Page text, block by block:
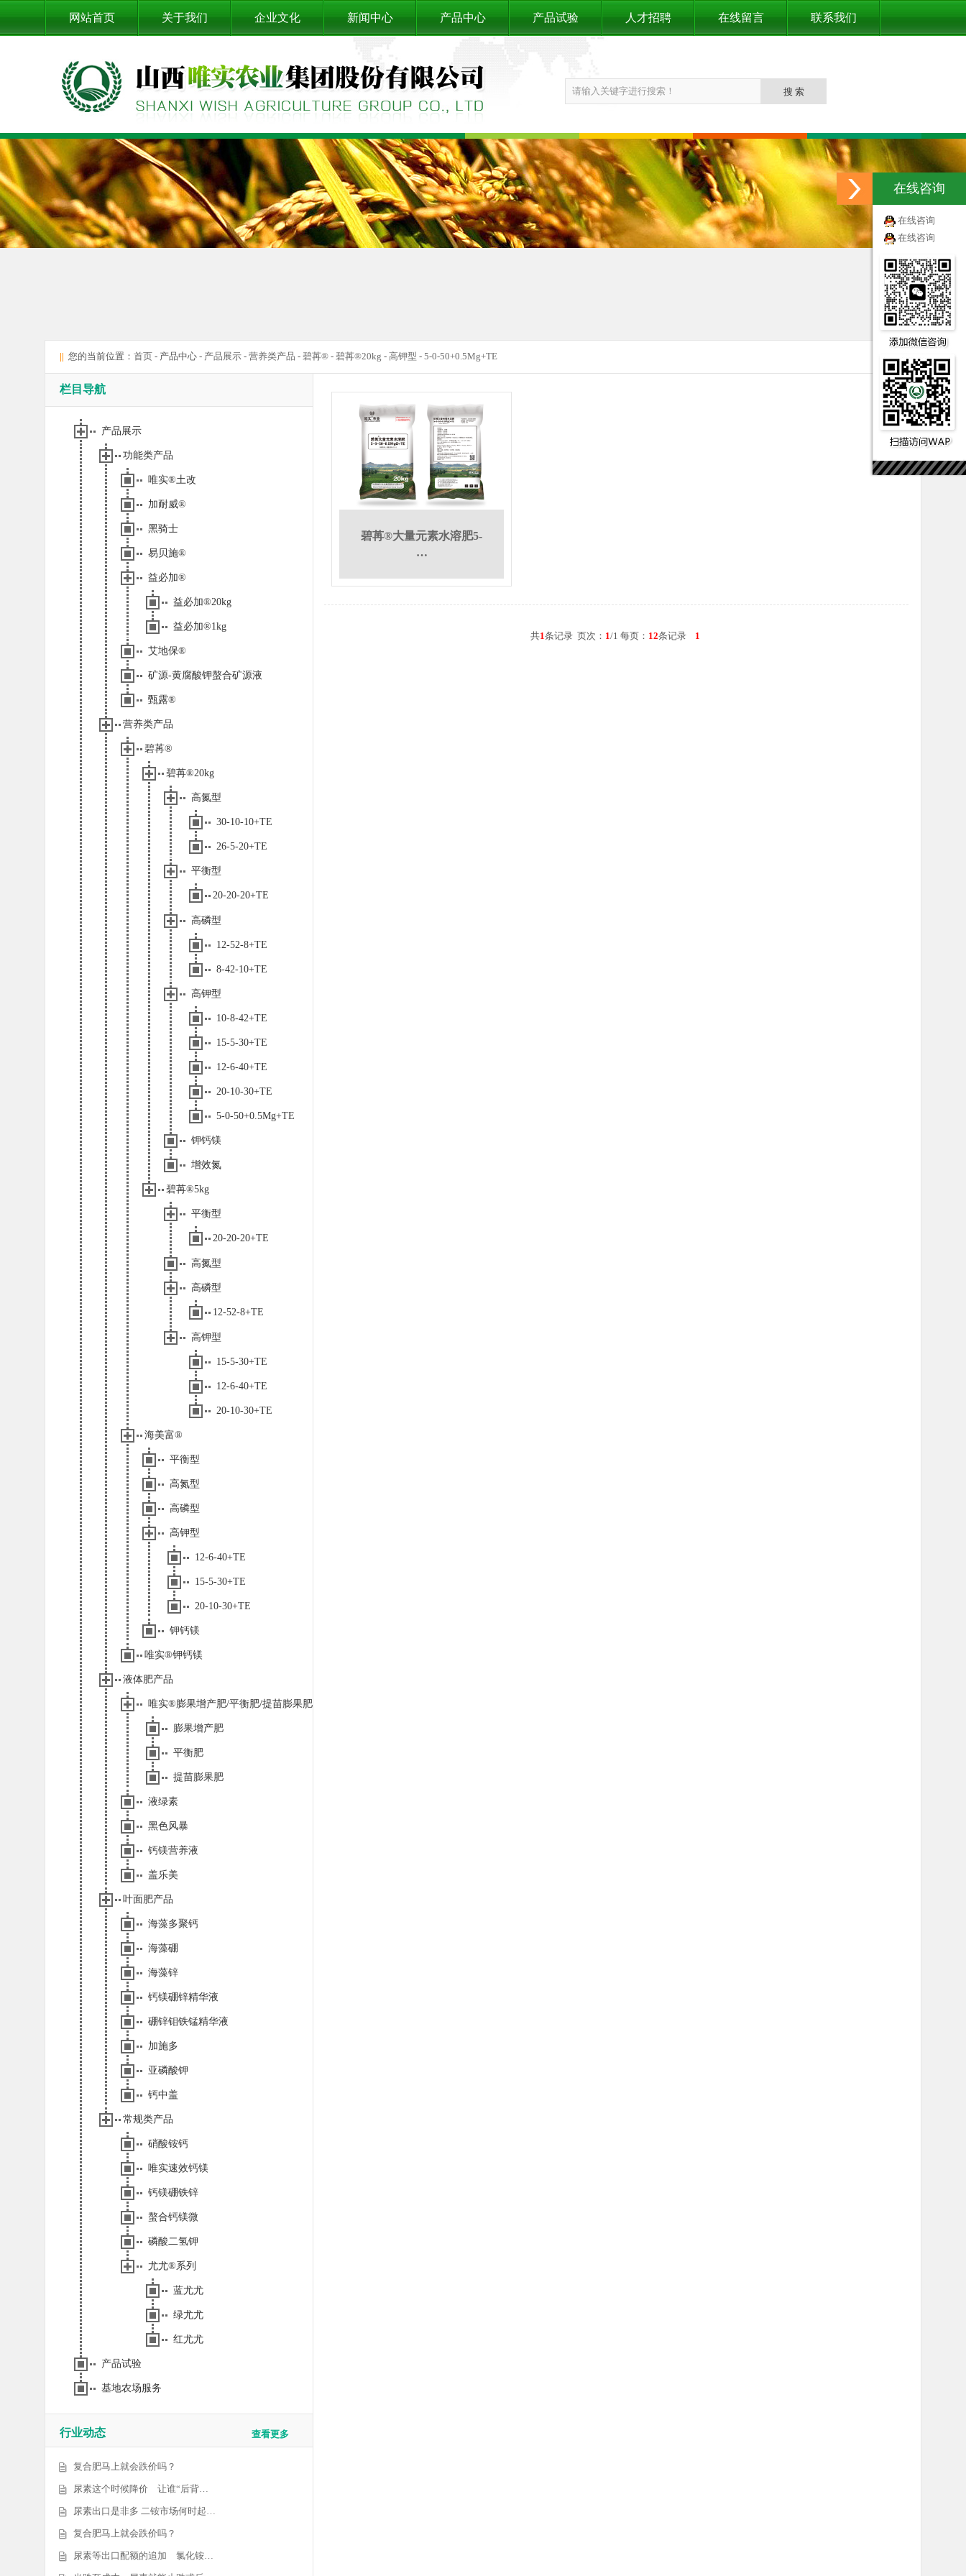
网站首页 关于我们 企业文化 新闻中心 产品中心 产品试验 人才招聘 在线留言 联系我们
|| 您的当前位置： 首页 - 产品中心 - 产品展示 - 营养类产品 - 碧苒® - 碧苒®20kg - 高钾型 - 5-0-50+0.5Mg+TE
栏目导航
产品展示
功能类产品
唯实®土改
加耐威®
黑骑士
易贝施®
益必加®
益必加®20kg
益必加®1kg
艾地保®
矿源-黄腐酸钾螯合矿源液
甄露®
营养类产品
碧苒®
碧苒®20kg
高氮型
30-10-10+TE
26-5-20+TE
平衡型
20-20-20+TE
高磷型
12-52-8+TE
8-42-10+TE
高钾型
10-8-42+TE
15-5-30+TE
12-6-40+TE
20-10-30+TE
5-0-50+0.5Mg+TE
钾钙镁
增效氮
碧苒®5kg
平衡型
20-20-20+TE
高氮型
高磷型
12-52-8+TE
高钾型
15-5-30+TE
12-6-40+TE
20-10-30+TE
海美富®
平衡型
高氮型
高磷型
高钾型
12-6-40+TE
15-5-30+TE
20-10-30+TE
钾钙镁
唯实®钾钙镁
液体肥产品
唯实®膨果增产肥/平衡肥/提苗膨果肥
膨果增产肥
平衡肥
提苗膨果肥
液绿素
黑色风暴
钙镁营养液
盖乐美
叶面肥产品
海藻多聚钙
海藻硼
海藻锌
钙镁硼锌精华液
硼锌钼铁锰精华液
加施多
亚磷酸钾
钙中盖
常规类产品
硝酸铵钙
唯实速效钙镁
钙镁硼铁锌
螯合钙镁微
磷酸二氢钾
尤尤®系列
蓝尤尤
绿尤尤
红尤尤
产品试验
基地农场服务
行业动态 查看更多
复合肥马上就会跌价吗？
尿素这个时候降价 让谁“后背…
尿素出口是非多 二铵市场何时起…
复合肥马上就会跌价吗？
尿素等出口配额的追加 氯化铵…
碧苒®大量元素水溶肥5-
…
共1条记录 页次： 1/1 每页： 12条记录 1
在线咨询
在线咨询
在线咨询